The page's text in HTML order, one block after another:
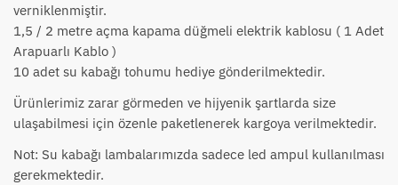
verniklenmiştir.
1,5 / 2 metre açma kapama düğmeli elektrik kablosu ( 1 Adet
Arapuarlı Kablo )
10 adet su kabağı tohumu hediye gönderilmektedir.
Ürünlerimiz zarar görmeden ve hijyenik şartlarda size
ulaşabilmesi için özenle paketlenerek kargoya verilmektedir.
Not: Su kabağı lambalarımızda sadece led ampul kullanılması
gerekmektedir.